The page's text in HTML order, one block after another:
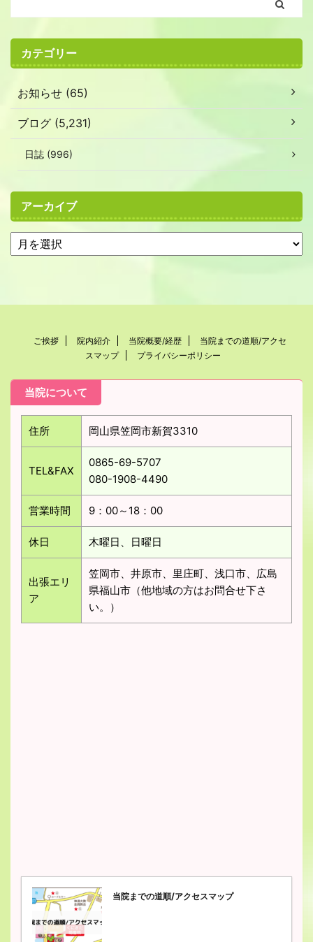
カテゴリー
お知らせ (65)
ブログ (5,231)
日誌 (996)
アーカイブ
ご挨拶 院内紹介 当院概要/経歴
当院までの道順/アクセ
スマップ
プライバシーポリシー
当院について
住所 岡山県笠岡市新賀3310
TEL&FAX
0865-69-5707
080-1908-4490
営業時間 9：00～18：00
休日 木曜日、日曜日
出張エリ
ア
笠岡市、井原市、里庄町、浅口市、広島
県福山市（他地域の方はお問合せ下さ
い。）
当院までの道順/アクセスマップ